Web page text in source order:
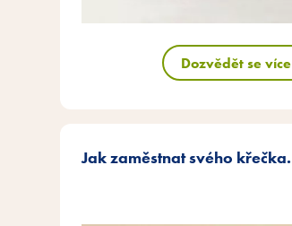
Dozvědět se více
Jak zaměstnat svého křečka.